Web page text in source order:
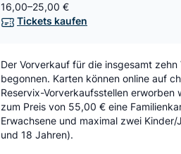
16,00–25,00 €
Tickets kaufen
Der Vorverkauf für die insgesamt
begonnen. Karten können online auf
Reservix-Vorverkaufsstellen erworben
zum Preis von 55,00 € eine
Erwachsene und maximal zwei
und 18 Jahren).